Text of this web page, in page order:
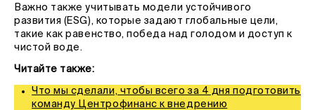
Важно также учитывать модели устойчивого
развития (ESG), которые задают глобальные цели,
такие как равенство, победа над голодом и доступ к
чистой воде.
Читайте также:
Что мы сделали, чтобы всего за 4 дня подготовить
команду Центрофинанс к внедрению